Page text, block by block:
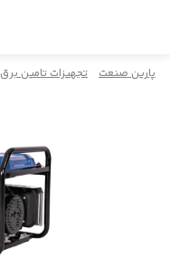
پارین صنعت تجهیزات تامین برق